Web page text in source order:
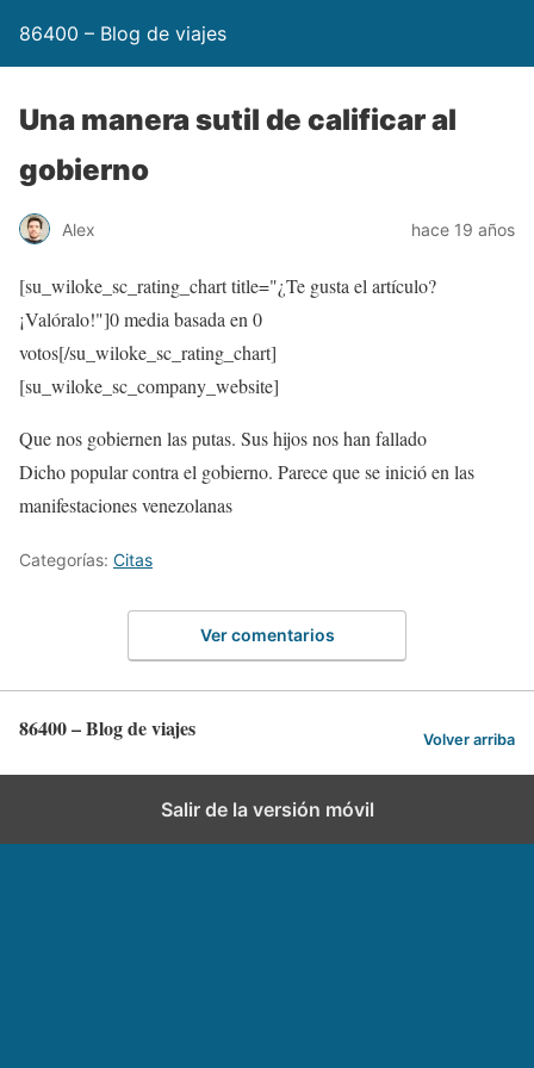
86400 – Blog de viajes
Una manera sutil de calificar al
gobierno
Alex hace 19 años
[su_wiloke_sc_rating_chart title="¿Te gusta el artículo?
¡Valóralo!"]0media basada en 0
votos[/su_wiloke_sc_rating_chart]
[su_wiloke_sc_company_website]
Que nos gobiernen las putas. Sus hijos nos han fallado
Dicho popular contra el gobierno. Parece que se inició en las
manifestaciones venezolanas
Categorías: Citas
Ver comentarios
86400 – Blog de viajes Volver arriba
Salir de la versión móvil